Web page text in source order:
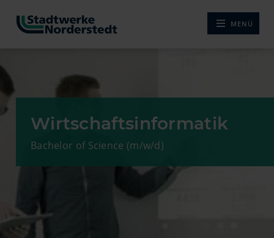
NAVIGATION
MENÜ
Wirtschaftsinformatik
Bachelor of Science (m/w/d)